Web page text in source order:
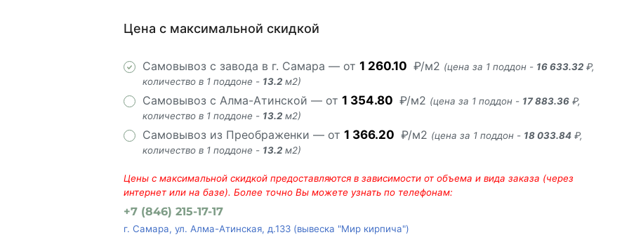
Цена с максимальной скидкой
Самовывоз с завода в г. Самара — от 1 260.10 ₽/м2 (цена за 1 поддон - 16 633.32 ₽,
количество в 1 поддоне - 13.2 м2)
Самовывоз с Алма-Атинской — от 1 354.80 ₽/м2 (цена за 1 поддон - 17 883.36 ₽,
количество в 1 поддоне - 13.2 м2)
Самовывоз из Преображенки — от 1 366.20 ₽/м2 (цена за 1 поддон - 18 033.84 ₽,
количество в 1 поддоне - 13.2 м2)
Цены с максимальной скидкой предоставляются в зависимости от объема и вида заказа (через
интернет или на базе). Более точно Вы можете узнать по телефонам:
+7 (846) 215-17-17
г. Самара, ул. Алма-Атинская, д.133 (вывеска "Мир кирпича")